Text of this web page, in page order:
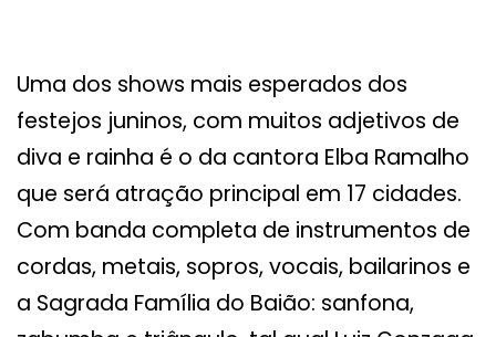
Uma dos shows mais esperados dos
festejos juninos, com muitos adjetivos de
diva e rainha é o da cantora Elba Ramalho
que será atração principal em 17 cidades.
Com banda completa de instrumentos de
cordas, metais, sopros, vocais, bailarinos e
a Sagrada Família do Baião: sanfona,